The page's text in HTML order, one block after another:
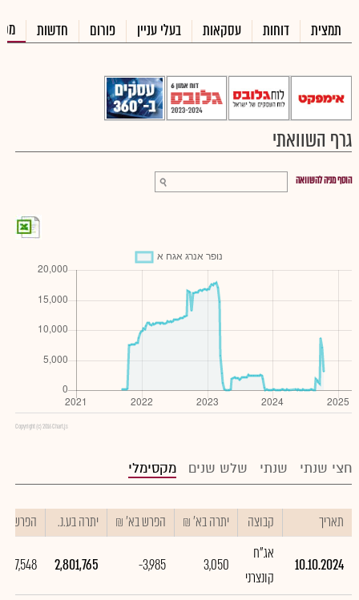
תמצית דוחות עסקאות בעלי עניין פורום חדשות
גרף השוואתי
הוסף מניה להשוואה
Copyright (c) 2016 Chart.js
חצי שנתי שנתי שלש שנים מקסימלי
תאריך קבוצה יתרה בא' ₪ הפרש בא' ₪ יתרה בע.נ. הפרש
10.10.2024
אג"ח
קונצרני
3,050
-3,985
2,801,765